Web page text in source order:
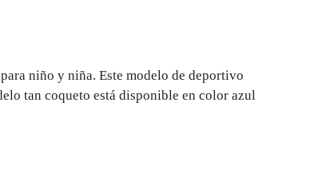
niño y niña. Este modelo de deportivo
tan coqueto está disponible en color azul